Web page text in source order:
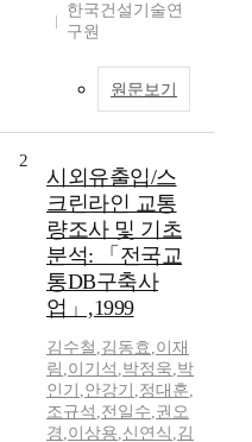
한국건설기술연
구원
원문보기
2
시외유출입/스
크린라인 교통
량조사 및 기초
분석: 「전국교
통DB구축사
업」,1999
김수철 ,김동효 ,이재
림 ,이기석 ,박정욱,박
인기 ,안강기 ,정대훈,
조규석 ,전일수,권오
경 ,이상용,신연식 ,김